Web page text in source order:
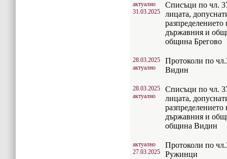
актуално
31.03.2025
Списъци по чл.
лицата,
държавния и
община Брегово
28.03.2025
актуално
Протоколи по
Видин
28.03.2025
актуално
Списъци по чл.
лицата,
държавния и
община Видин
актуално
27.03.2025
Протоколи по
Ружинци